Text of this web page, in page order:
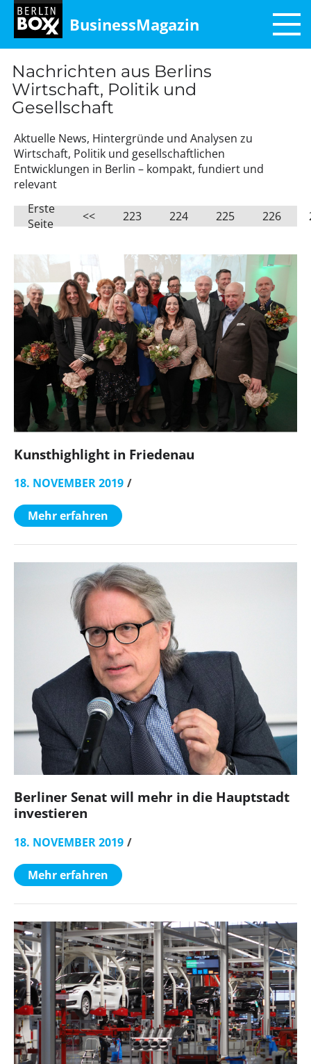
BusinessMagazin
Nachrichten aus Berlins
Wirtschaft, Politik und
Gesellschaft
Aktuelle News, Hintergründe und Analysen zu
Wirtschaft, Politik und gesellschaftlichen
Entwicklungen in Berlin – kompakt, fundiert und
relevant
Erste
Seite
<< 223 224 225 226
Kunsthighlight in Friedenau
18. NOVEMBER 2019
Mehr erfahren
Berliner Senat will mehr in die Hauptstadt
investieren
18. NOVEMBER 2019
Mehr erfahren